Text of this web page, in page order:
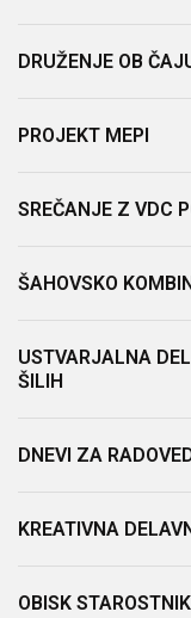
DRUŽENJE OB
PROJEKT MEPI
SREČANJE Z VDC
ŠAHOVSKO
USTVARJALNA
ŠILIH
DNEVI ZA
KREATIVNA
OBISK